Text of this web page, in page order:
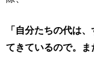
「自分たちの代は
てきているので。ま